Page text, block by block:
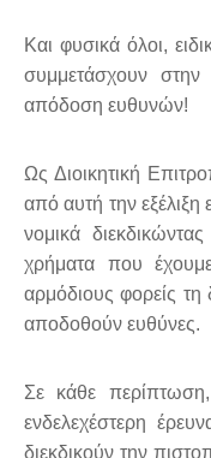
Και φυσικά όλοι,
συμμετάσχουν
απόδοση ευθυνών!
Ως Διοικητική
από αυτή την εξέλιξη
νομικά
χρήματα που
αρμόδιους φορείς
αποδοθούν ευθύνες.
Σε κάθε περίπτωση,
ενδελεχέστερη
διεκδικούν την